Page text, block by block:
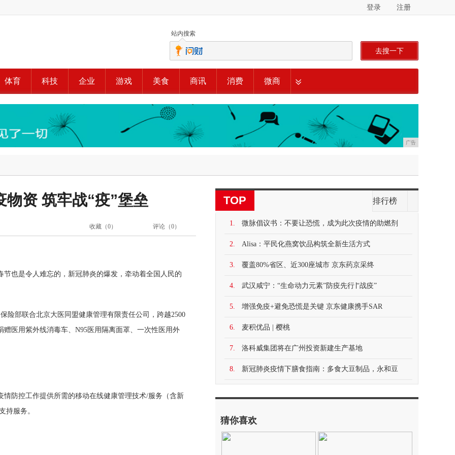
登录 注册
站内搜索
去搜一下
体育 科技 企业 游戏 美食 商讯 消费 微商
广告
资 筑牢战“疫”堡垒
评论（0）
收藏（0）
也是令人难忘的，新冠肺炎的爆发，牵动着全国人民的
险部联合北京大医同盟健康管理有限责任公司，跨越2500
医用紫外线消毒车、N95医用隔离面罩、一次性医用外
防控工作提供所需的移动在线健康管理技术/服务（含新
持服务。
TOP 排行榜
1. 微脉倡议书：不要让恐慌，成为此次疫情的助燃剂
2. Alisa：平民化燕窝饮品构筑全新生活方式
3. 覆盖80%省区、近300座城市 京东药京采终
4. 武汉咸宁：“生命动力元素”防疫先行∣“战疫”
5. 增强免疫+避免恐慌是关键 京东健康携手SAR
6. 麦积优品 | 樱桃
7. 洛科威集团将在广州投资新建生产基地
8. 新冠肺炎疫情下膳食指南：多食大豆制品，永和豆
猜你喜欢